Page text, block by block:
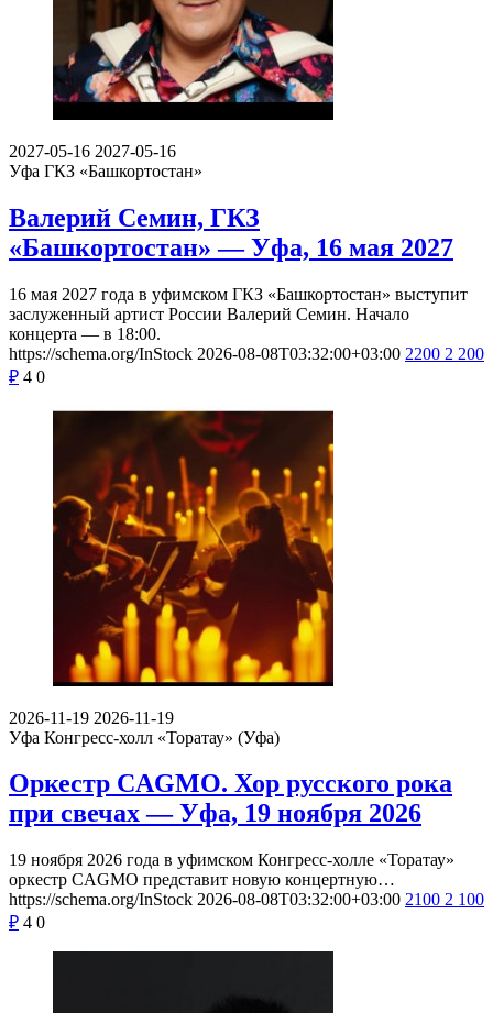
2027-05-16 2027-05-16
Уфа ГКЗ «Башкортостан»
Валерий Семин, ГКЗ
«Башкортостан» — Уфа, 16 мая 2027
16 мая 2027 года в уфимском ГКЗ «Башкортостан» выступит
заслуженный артист России Валерий Семин. Начало
концерта — в 18:00.
https://schema.org/InStock 2026-08-08T03:32:00+03:00 2200 2 200
₽ 4 0
2026-11-19 2026-11-19
Уфа Конгресс-холл «Торатау» (Уфа)
Оркестр CAGMO. Хор русского рока
при свечах — Уфа, 19 ноября 2026
19 ноября 2026 года в уфимском Конгресс-холле «Торатау»
оркестр CAGMO представит новую концертную…
https://schema.org/InStock 2026-08-08T03:32:00+03:00 2100 2 100
₽ 4 0